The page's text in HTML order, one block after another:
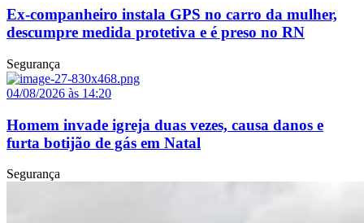
Ex-companheiro instala GPS no carro da mulher,
descumpre medida protetiva e é preso no RN
Segurança
04/08/2026 às 14:20
Homem invade igreja duas vezes, causa danos e
furta botijão de gás em Natal
Segurança